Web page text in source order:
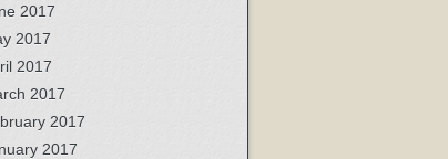
2017
2017
2017
2017
2017
2017